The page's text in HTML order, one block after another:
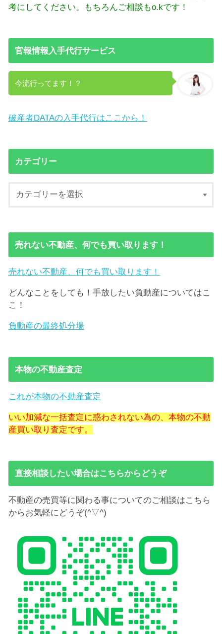
考にしてください。もちろんご相談もo.kです！
官報情報入手代行サービス
今流行ってます！？
破産者DATAの入手代行はここから！
カテゴリー
売れない不動産、何でも買い取ります！
売れない不動産、何でも買い取ります！
どんなことをしても！手放したい負動産についてはこ
こ！
負動産の最終処分場
本物の不動産査定
これが本物の不動産査定
いい加減な一括査定に惑わされない為の、本物の不動
産買い取り査定です。
直接相談したい場合はこちらからどうぞ
不動産の売買等に関わる事についてのご相談はこちら
からお気軽にどうぞ(^▽^)